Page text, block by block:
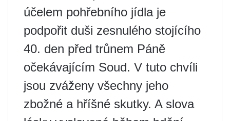
účelem pohřebního jídla je
podpořit duši zesnulého stojícího
40. den před trůnem Páně
očekávajícím Soud. V tuto chvíli
jsou zváženy všechny jeho
zbožné a hříšné skutky. A slova